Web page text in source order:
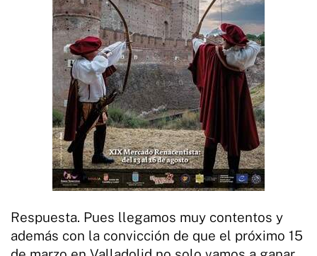
Respuesta. Pues llegamos muy contentos y
además con la convicción de que el próximo 15